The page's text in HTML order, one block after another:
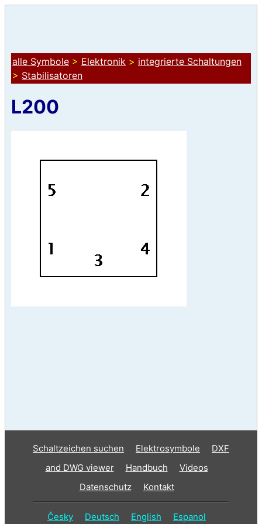
alle Symbole > Elektronik > integrierte Schaltungen
> Stabilisatoren
L200
Schaltzeichen suchen Elektrosymbole
DXF
and DWG viewer
Handbuch
Videos
Datenschutz
Kontakt
Česky Deutsch English Espanol